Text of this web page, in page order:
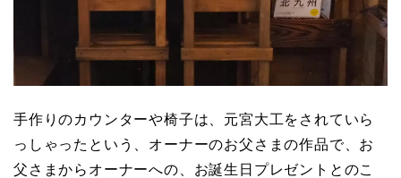
手作りのカウンターや椅子は、元宮大工をされていら
っしゃったという、オーナーのお父さまの作品で、お
父さまからオーナーへの、お誕生日プレゼントとのこ